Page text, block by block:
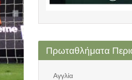
Πρωταθλήματα
Αγγλία